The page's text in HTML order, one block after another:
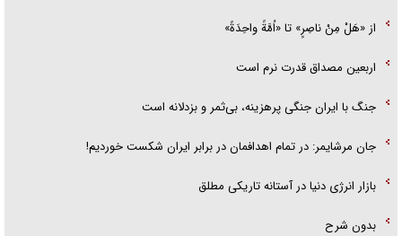
از «هَلْ مِنْ ناصِرٍ» تا «اُمَّةً واحِدَةً»
اربعین مصداق قدرت نرم است
جنگ با ایران جنگی پرهزینه، بی‌ثمر و بزدلانه است
جان مرشایمر: در تمام اهدافمان در برابر ایران شکست خوردیم!
بازار انرژی دنیا در آستانه تاریکی مطلق
بدون شرح